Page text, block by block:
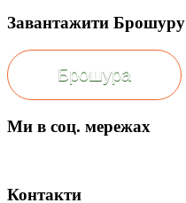
Завантажити Брошуру
Брошура
Ми в соц. мережах
Контакти